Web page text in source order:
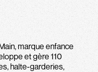
marque enfance
et gère 110
halte-garderies,